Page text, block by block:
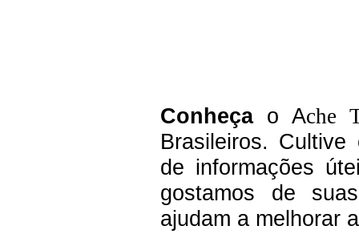
Conheçao Ache
Brasileiros.
de informações
gostamos de
ajudam a melhorar